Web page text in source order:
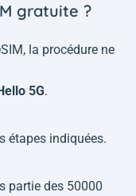
gratuite ?
la procédure ne
5G.
étapes indiquées.
partie des 50000